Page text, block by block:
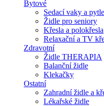
Bytové
Sedací vaky a pytle
Židle pro seniory
Křesla a polokřesla
Relaxační a TV
Zdravotní
Židle THERAPIA
Balanční židle
Klekačky
Ostatní
Zahradní židle a
Lékařské židle